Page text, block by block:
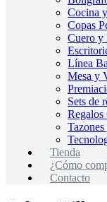
Cocina
Copas
Cuero y
Línea
Mesa y
Sets de
Regalos
Tienda
¿Cómo
Contacto